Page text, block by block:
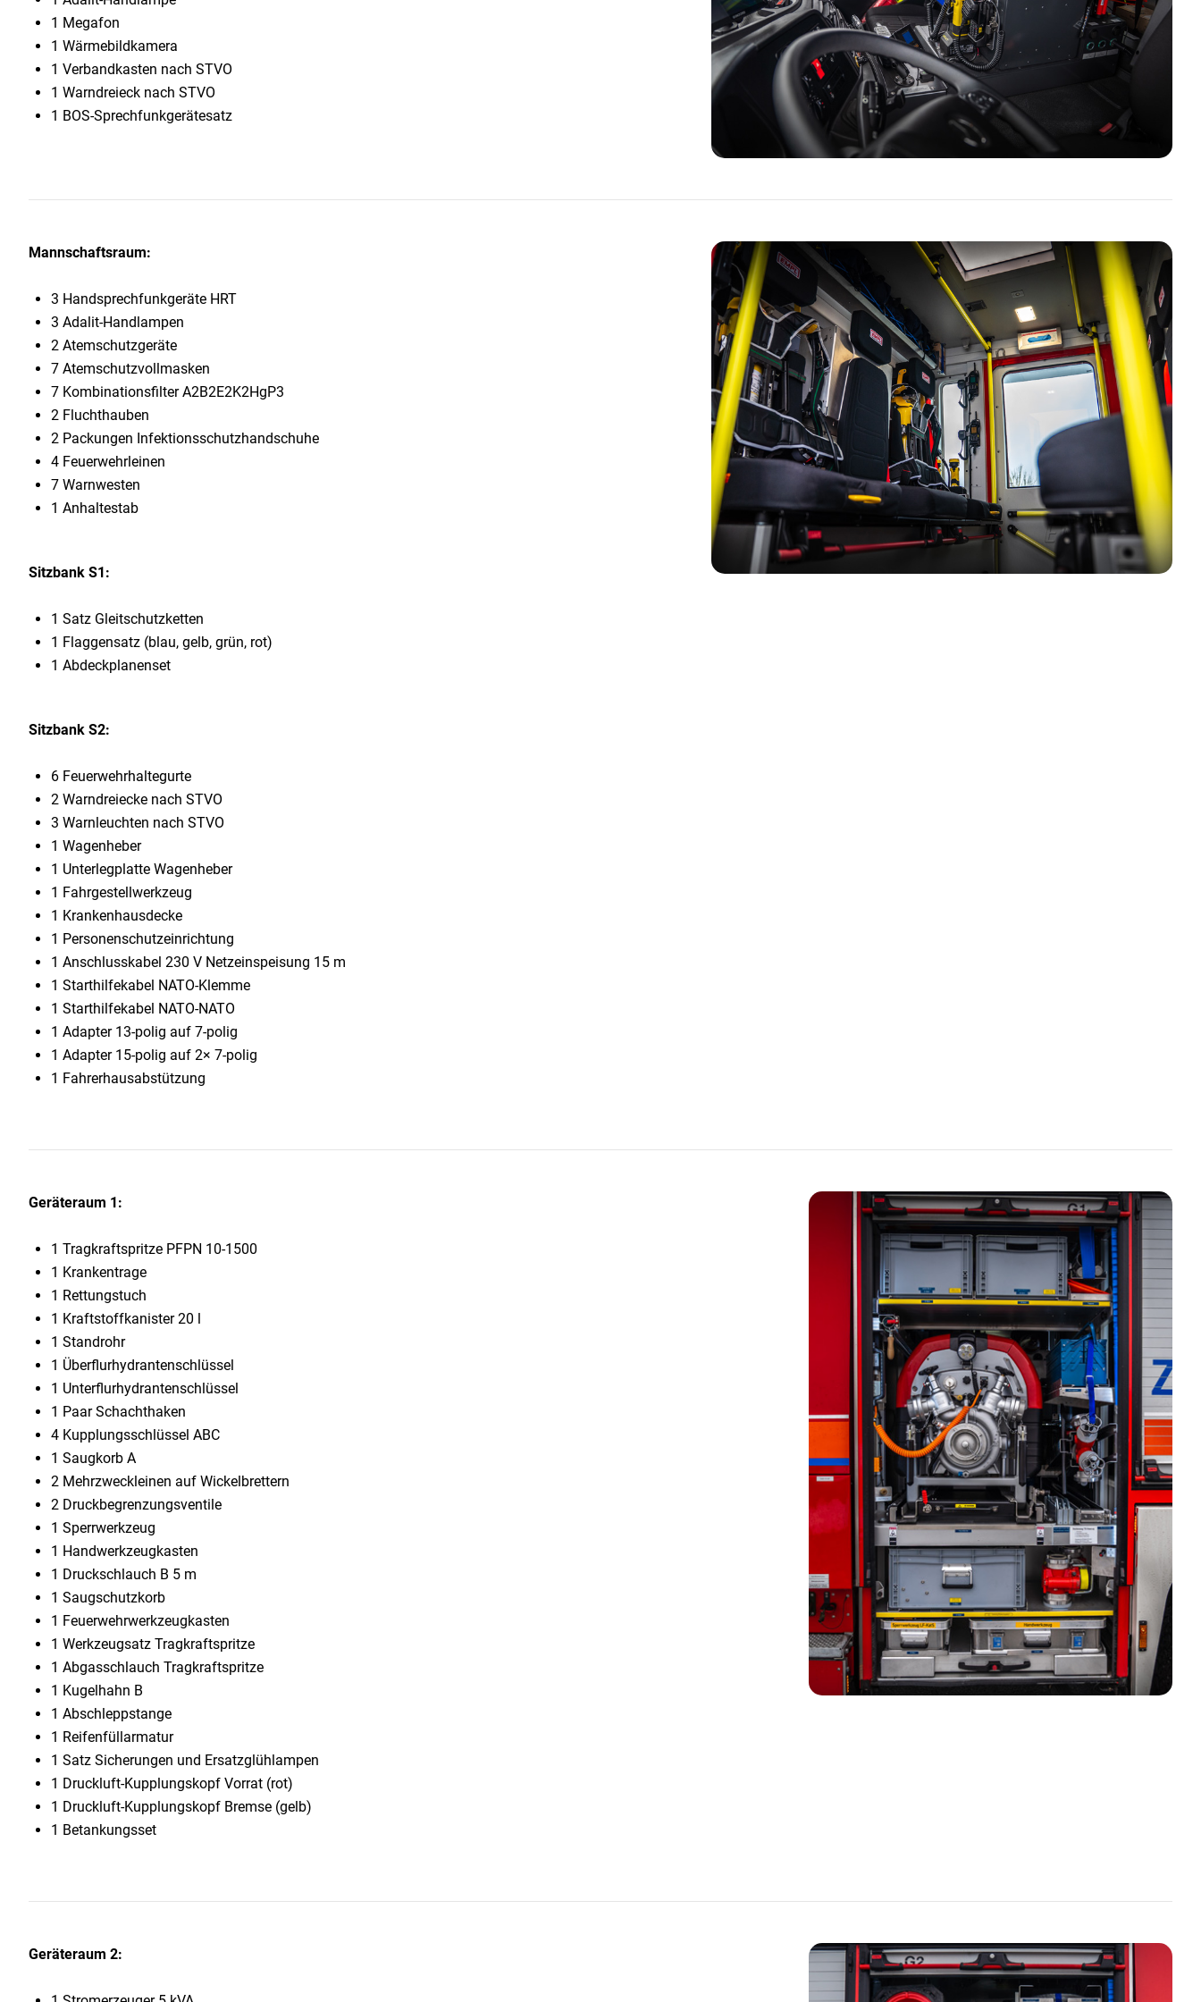
1 Megafon
1 Wärmebildkamera
1 Verbandkasten nach STVO
1 Warndreieck nach STVO
1 BOS-Sprechfunkgerätesatz
Mannschaftsraum:
3 Handsprechfunkgeräte HRT
3 Adalit-Handlampen
2 Atemschutzgeräte
7 Atemschutzvollmasken
7 Kombinationsfilter A2B2E2K2HgP3
2 Fluchthauben
2 Packungen Infektionsschutzhandschuhe
4 Feuerwehrleinen
7 Warnwesten
1 Anhaltestab
Sitzbank S1:
1 Satz Gleitschutzketten
1 Flaggensatz (blau, gelb, grün, rot)
1 Abdeckplanenset
Sitzbank S2:
6 Feuerwehrhaltegurte
2 Warndreiecke nach STVO
3 Warnleuchten nach STVO
1 Wagenheber
1 Unterlegplatte Wagenheber
1 Fahrgestellwerkzeug
1 Krankenhausdecke
1 Personenschutzeinrichtung
1 Anschlusskabel 230 V Netzeinspeisung 15 m
1 Starthilfekabel NATO-Klemme
1 Starthilfekabel NATO-NATO
1 Adapter 13-polig auf 7-polig
1 Adapter 15-polig auf 2× 7-polig
1 Fahrerhausabstützung
Geräteraum 1:
1 Tragkraftspritze PFPN 10-1500
1 Krankentrage
1 Rettungstuch
1 Kraftstoffkanister 20 l
1 Standrohr
1 Überflurhydrantenschlüssel
1 Unterflurhydrantenschlüssel
1 Paar Schachthaken
4 Kupplungsschlüssel ABC
1 Saugkorb A
2 Mehrzweckleinen auf Wickelbrettern
2 Druckbegrenzungsventile
1 Sperrwerkzeug
1 Handwerkzeugkasten
1 Druckschlauch B 5 m
1 Saugschutzkorb
1 Feuerwehrwerkzeugkasten
1 Werkzeugsatz Tragkraftspritze
1 Abgasschlauch Tragkraftspritze
1 Kugelhahn B
1 Abschleppstange
1 Reifenfüllarmatur
1 Satz Sicherungen und Ersatzglühlampen
1 Druckluft-Kupplungskopf Vorrat (rot)
1 Druckluft-Kupplungskopf Bremse (gelb)
1 Betankungsset
Geräteraum 2: